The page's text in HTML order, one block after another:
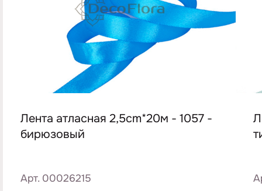
Лента атласная 2,5cm*20м - 1057 -
бирюзовый
Арт. 00026215